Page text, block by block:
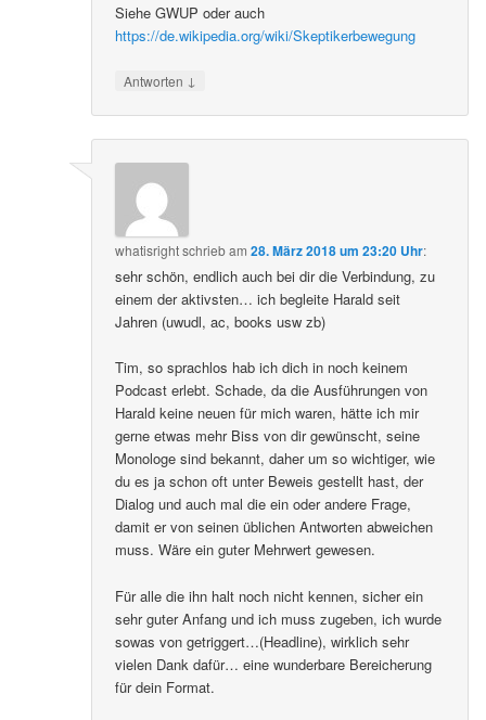
Siehe GWUP oder auch
https://de.wikipedia.org/wiki/Skeptikerbewegung
Antworten ↓
whatisrightschriebam28. März 2018 um 23:20 Uhr:
sehr schön, endlich auch bei dir die Verbindung, zu
einem der aktivsten… ich begleite Harald seit
Jahren (uwudl, ac, books usw zb)
Tim, so sprachlos hab ich dich in noch keinem
Podcast erlebt. Schade, da die Ausführungen von
Harald keine neuen für mich waren, hätte ich mir
gerne etwas mehr Biss von dir gewünscht, seine
Monologe sind bekannt, daher um so wichtiger, wie
du es ja schon oft unter Beweis gestellt hast, der
Dialog und auch mal die ein oder andere Frage,
damit er von seinen üblichen Antworten abweichen
muss. Wäre ein guter Mehrwert gewesen.
Für alle die ihn halt noch nicht kennen, sicher ein
sehr guter Anfang und ich muss zugeben, ich wurde
sowas von getriggert…(Headline), wirklich sehr
vielen Dank dafür… eine wunderbare Bereicherung
für dein Format.